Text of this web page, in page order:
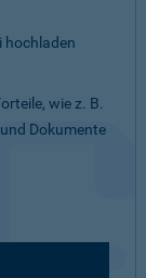
hochladen
wie z. B.
Dokumente